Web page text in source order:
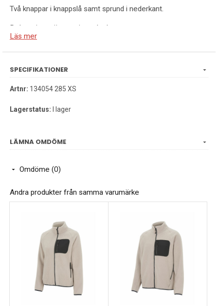
Två knappar i knappslå samt sprund i nederkant.
Dekorationssömmar i overlock.
Storlek XS-4XL
Finns i 13 olika färger
Vikt:200 g/m²
Läs mer
SPECIFIKATIONER
Artnr: 134054 285 XS
Lagerstatus: I lager
LÄMNA OMDÖME
Omdöme (0)
Andra produkter från samma varumärke